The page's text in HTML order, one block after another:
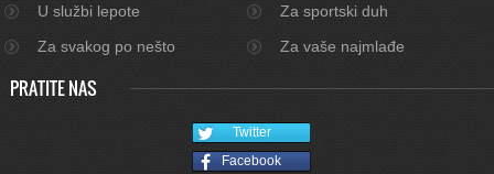
U službi lepote
Za sportski duh
Za svakog po nešto
Za vaše najmlađe
PRATITE NAS
Twitter
Facebook